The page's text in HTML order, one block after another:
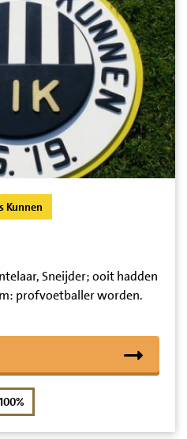
Kunnen
Sneijder; ooit hadden
profvoetballer worden.